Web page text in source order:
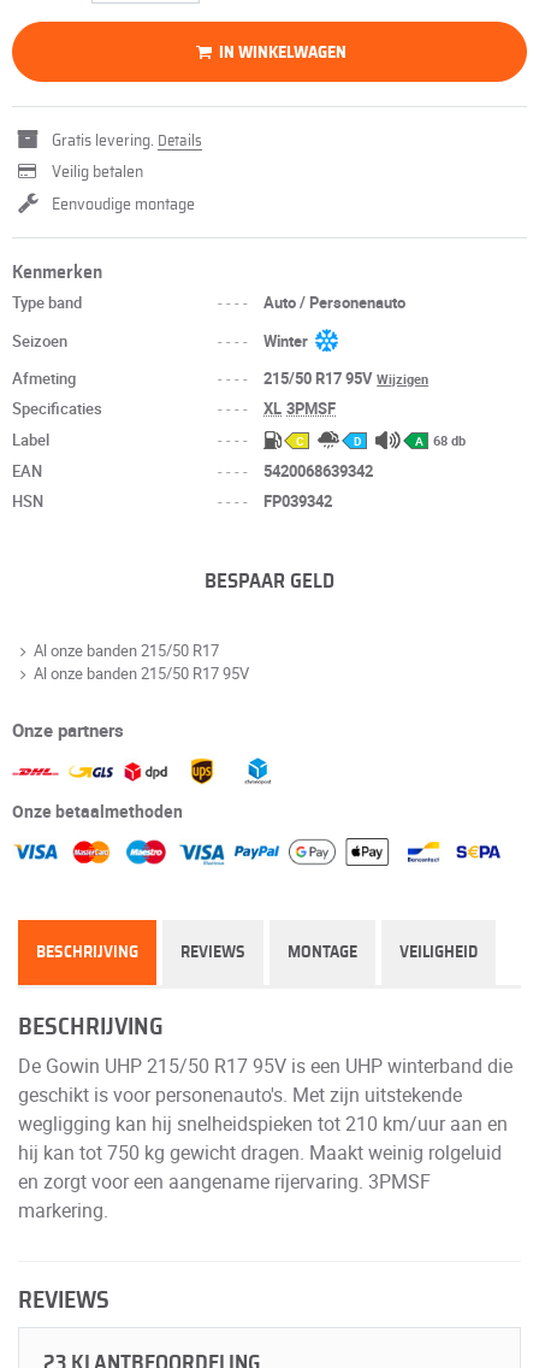
IN WINKELWAGEN
Gratis levering. Details
Veilig betalen
Eenvoudige montage
Kenmerken
Type band ----
Auto / Personenauto
Seizoen
----
Winter
Afmeting
---- 215/50 R17 95VWijzigen
Specificaties ---- XL 3PMSF
Label
---- C D A 68 db
EAN ----
5420068639342
HSN
---- FP039342
BESPAAR GELD
Al onze banden 215/50 R17
Al onze banden 215/50 R17 95V
Onze partners
Onze betaalmethoden
BESCHRIJVING REVIEWS MONTAGE VEILIGHEID
BESCHRIJVING
De Gowin UHP 215/50 R17 95V is een UHP winterband die
geschikt is voor personenauto's. Met zijn uitstekende
wegligging kan hij snelheidspieken tot 210 km/uur aan en
hij kan tot 750 kg gewicht dragen. Maakt weinig rolgeluid
en zorgt voor een aangename rijervaring. 3PMSF
markering.
REVIEWS